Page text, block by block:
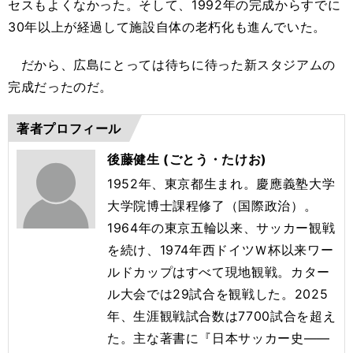
セスもよくなかった。そして、1992年の完成からすでに
30年以上が経過して施設自体の老朽化も進んでいた。
だから、広島にとっては待ちに待った新スタジアムの
完成だったのだ。
著者プロフィール
後藤健生 (ごとう・たけお)
1952年、東京都生まれ。慶應義塾大学
大学院博士課程修了（国際政治）。
1964年の東京五輪以来、サッカー観戦
を続け、1974年西ドイツＷ杯以来ワー
ルドカップはすべて現地観戦。カター
ル大会では29試合を観戦した。2025
年、生涯観戦試合数は7700試合を超え
た。主な著書に『日本サッカー史――